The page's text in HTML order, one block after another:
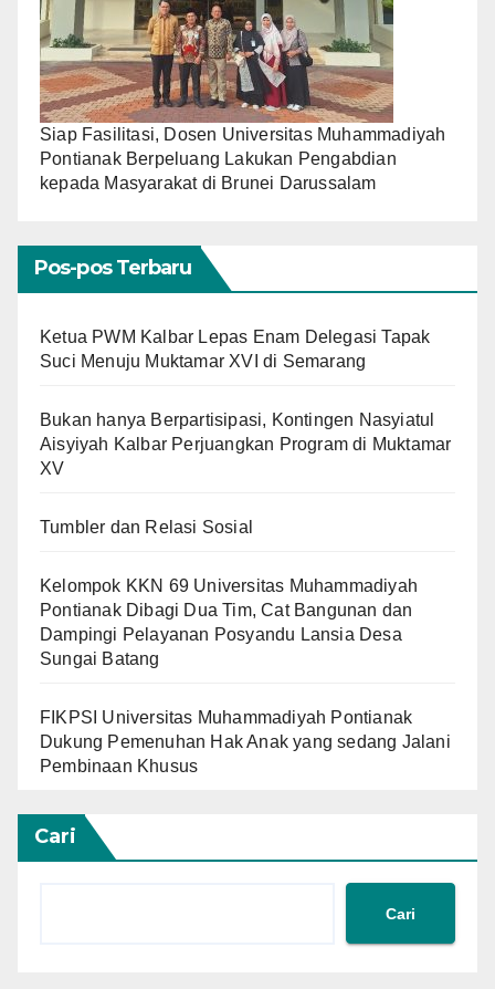
Siap Fasilitasi, Dosen Universitas Muhammadiyah
Pontianak Berpeluang Lakukan Pengabdian
kepada Masyarakat di Brunei Darussalam
Pos-pos Terbaru
Ketua PWM Kalbar Lepas Enam Delegasi Tapak
Suci Menuju Muktamar XVI di Semarang
Bukan hanya Berpartisipasi, Kontingen Nasyiatul
Aisyiyah Kalbar Perjuangkan Program di Muktamar
XV
Tumbler dan Relasi Sosial
Kelompok KKN 69 Universitas Muhammadiyah
Pontianak Dibagi Dua Tim, Cat Bangunan dan
Dampingi Pelayanan Posyandu Lansia Desa
Sungai Batang
FIKPSI Universitas Muhammadiyah Pontianak
Dukung Pemenuhan Hak Anak yang sedang Jalani
Pembinaan Khusus
Cari
Cari